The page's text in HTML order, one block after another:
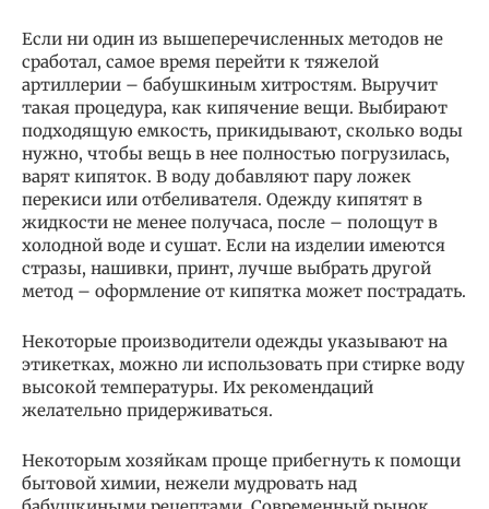
Если ни один из вышеперечисленных методов не
сработал, самое время перейти к тяжелой
артиллерии – бабушкиным хитростям. Выручит
такая процедура, как кипячение вещи. Выбирают
подходящую емкость, прикидывают, сколько воды
нужно, чтобы вещь в нее полностью погрузилась,
варят кипяток. В воду добавляют пару ложек
перекиси или отбеливателя. Одежду кипятят в
жидкости не менее получаса, после – полощут в
холодной воде и сушат. Если на изделии имеются
стразы, нашивки, принт, лучше выбрать другой
метод – оформление от кипятка может пострадать.
Некоторые производители одежды указывают на
этикетках, можно ли использовать при стирке воду
высокой температуры. Их рекомендаций
желательно придерживаться.
Некоторым хозяйкам проще прибегнуть к помощи
бытовой химии, нежели мудровать над